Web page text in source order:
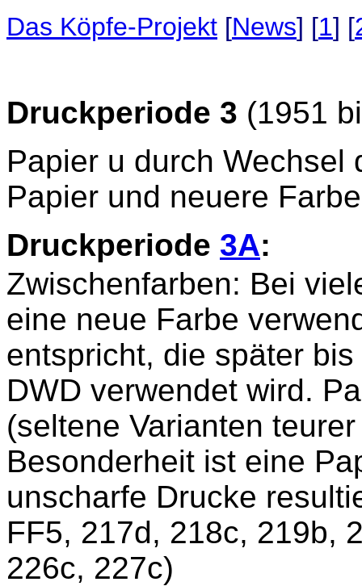
Das Köpfe-Projekt [News] [1] [
Druckperiode 3 (1951
Papier u durch Wechsel
Papier und neuere
Druckperiode 3A:
Zwischenfarben: Bei
eine neue Farbe
entspricht, die später
DWD verwendet wird.
(seltene Varianten
Besonderheit ist eine
unscharfe Drucke
FF5, 217d, 218c, 219b,
226c, 227c)